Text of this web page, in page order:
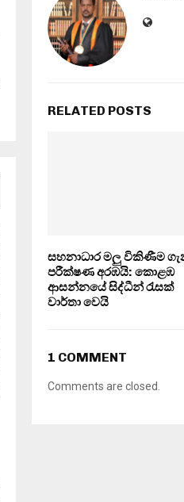
RELATED POSTS
සහනාධාර මලු විකිණීම
පරීක්ෂණ අරඹයි: කොළඹ
ආසන්නයේ සිද්ධීන් රැසක්
වාර්තා වෙයි
1 COMMENT
Comments are closed.